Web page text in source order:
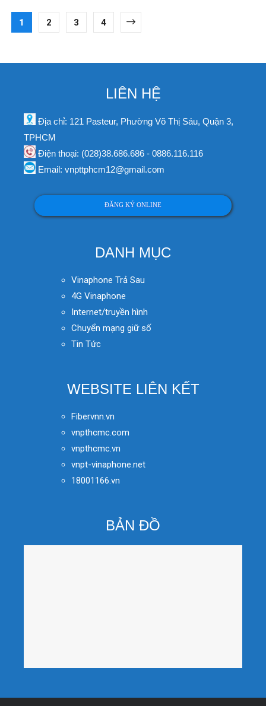
1 2 3 4
LIÊN HỆ
Địa chỉ: 121 Pasteur, Phường Võ Thị Sáu, Quận 3,
TPHCM
Điện thoại: (028)38.686.686 - 0886.116.116
Email: vnpttphcm12@gmail.com
ĐĂNG KÝ ONLINE
DANH MỤC
Vinaphone Trả Sau
4G Vinaphone
Internet/truyền hình
Chuyển mạng giữ số
Tin Tức
WEBSITE LIÊN KẾT
Fibervnn.vn
vnpthcmc.com
vnpthcmc.vn
vnpt-vinaphone.net
18001166.vn
BẢN ĐỒ